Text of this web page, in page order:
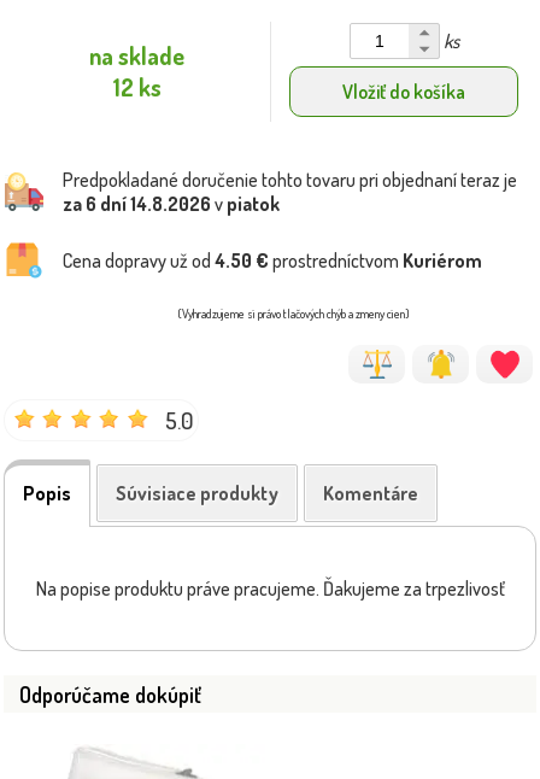
na sklade
12 ks
ks
Vložiť do košíka
Predpokladané doručenie tohto tovaru pri objednaní teraz je
za 6 dní14.8.2026 v piatok
Cena dopravy už od 4.50 € prostredníctvom Kuriérom
(Vyhradzujeme si právo tlačových chýb a zmeny cien)
5.0
Popis Súvisiace produkty Komentáre
Na popise produktu práve pracujeme. Ďakujeme za trpezlivosť
Odporúčame dokúpiť